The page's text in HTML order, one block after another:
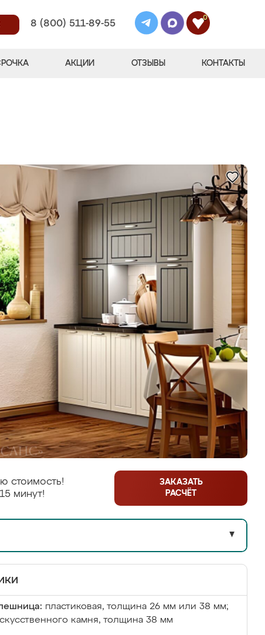
8 (800) 511-89-55
0
АКЦИИ ОТЗЫВЫ КОНТАКТЫ
стоимость!
минут!
ЗАКАЗАТЬ
РАСЧЁТ
▼
пластиковая, толщина 26 мм или 38 мм;
камня, толщина 38 мм